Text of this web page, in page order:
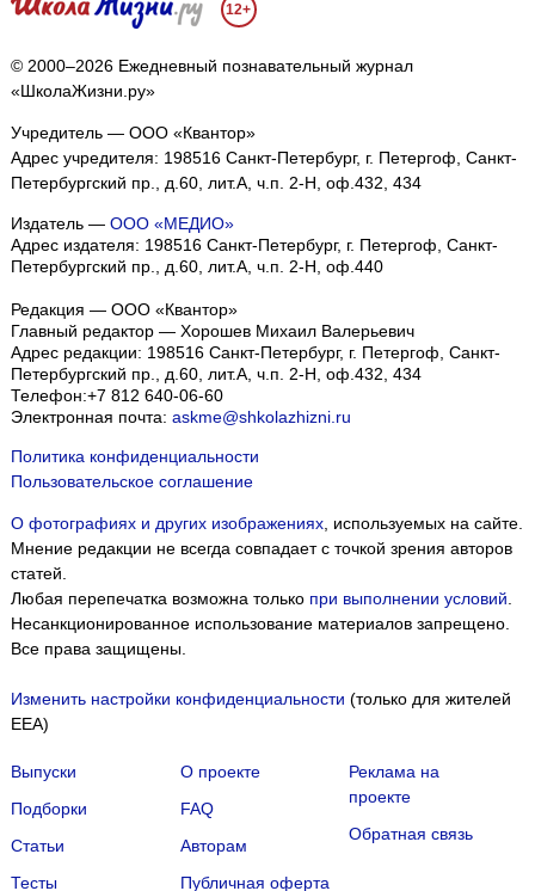
12+
© 2000–2026 Ежедневный познавательный журнал
«ШколаЖизни.ру»
Учредитель — ООО «Квантор»
Адрес учредителя: 198516 Санкт-Петербург, г. Петергоф, Санкт-
Петербургский пр., д.60, лит.А, ч.п. 2-Н, оф.432, 434
Издатель — ООО «МЕДИО»
Адрес издателя: 198516 Санкт-Петербург, г. Петергоф, Санкт-
Петербургский пр., д.60, лит.А, ч.п. 2-Н, оф.440
Редакция — ООО «Квантор»
Главный редактор — Хорошев Михаил Валерьевич
Адрес редакции: 198516 Санкт-Петербург, г. Петергоф, Санкт-
Петербургский пр., д.60, лит.А, ч.п. 2-Н, оф.432, 434
Телефон:+7 812 640-06-60
Электронная почта: askme@shkolazhizni.ru
Политика конфиденциальности
Пользовательское соглашение
О фотографиях и других изображениях, используемых на сайте.
Мнение редакции не всегда совпадает с точкой зрения авторов
статей.
Любая перепечатка возможна только при выполнении условий.
Несанкционированное использование материалов запрещено.
Все права защищены.
Изменить настройки конфиденциальности (только для жителей
EEA)
Выпуски
Подборки
Статьи
Тесты
О проекте
FAQ
Авторам
Публичная оферта
Реклама на
проекте
Обратная связь